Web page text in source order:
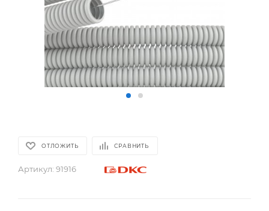
ОТЛОЖИТЬ СРАВНИТЬ
Артикул: 91916